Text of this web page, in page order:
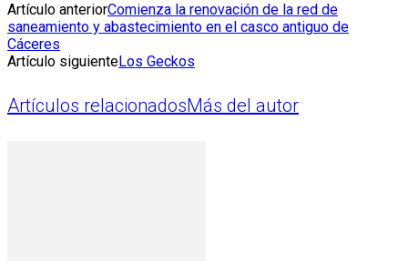
Artículo anteriorComienza la renovación de la red de
saneamiento y abastecimiento en el casco antiguo de
Cáceres
Artículo siguienteLos Geckos
Artículos relacionadosMás del autor